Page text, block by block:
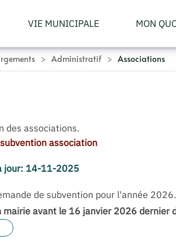
VIE MUNICIPALE MON
Administratif Associations
des associations.
association
jour: 14-11-2025
de subvention pour l'année 2026.
avant le 16 janvier 2026 dernier